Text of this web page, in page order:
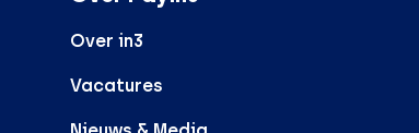
Over in3
Vacatures